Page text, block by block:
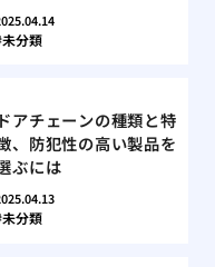
未分類
ドアチェーンの種類と特
、防犯性の高い製品を
ぶには
未分類